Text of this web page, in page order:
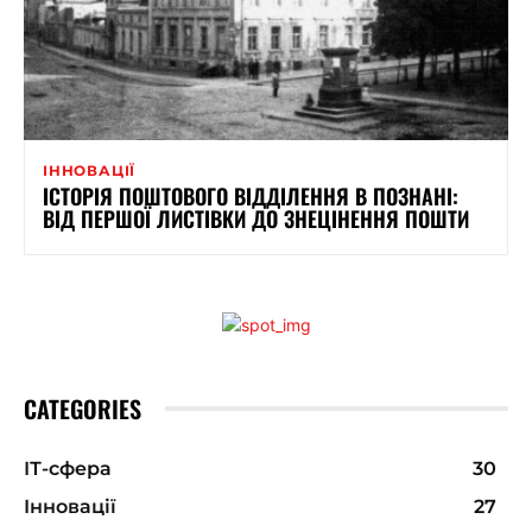
ІННОВАЦІЇ
ІСТОРІЯ ПОШТОВОГО ВІДДІЛЕННЯ В ПОЗНАНІ:
ВІД ПЕРШОЇ ЛИСТІВКИ ДО ЗНЕЦІНЕННЯ ПОШТИ
CATEGORIES
ІТ-сфера
30
Інновації
27